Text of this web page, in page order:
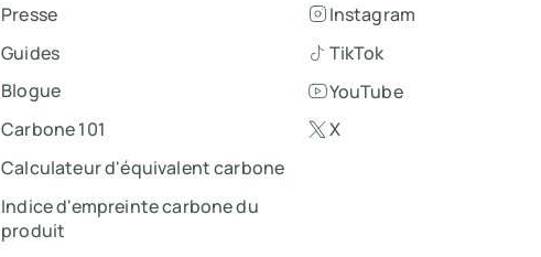
Presse
Guides
Blogue
Carbone 101
Calculateur d'équivalent carbone
Indice d'empreinte carbone du
produit
Instagram
TikTok
YouTube
X